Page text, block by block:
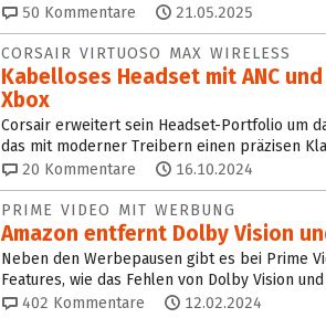
50 Kommentare 21.05.2025
CORSAIR VIRTUOSO MAX WIRELESS
Kabelloses Headset mit ANC
Xbox
Corsair erweitert sein Headset-Portfolio um
das mit moderner Treibern einen präzisen
20 Kommentare 16.10.2024
PRIME VIDEO MIT WERBUNG
Amazon entfernt Dolby Vision
Neben den Werbepausen gibt es bei Prime
Features, wie das Fehlen von Dolby Vision
402 Kommentare 12.02.2024